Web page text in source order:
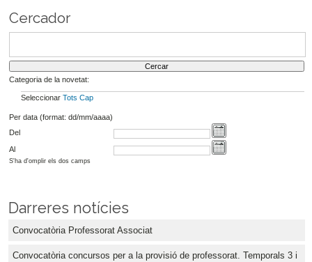
Cercador
Categoria de la novetat:
Seleccionar Tots Cap
Per data (format: dd/mm/aaaa)
Del
Al
S'ha d'omplir els dos camps
Darreres notícies
Convocatòria Professorat Associat
Convocatòria concursos per a la provisió de professorat. Temporals 3 i